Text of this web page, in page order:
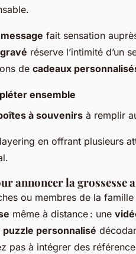
fait sensation
réserve l’intimité d’un
de cadeaux
ensemble
à souvenirs à remplir
en offrant plusieurs
annoncer la grossesse
ou membres de la
même à distance : une
puzzle personnalisé
pas à intégrer des